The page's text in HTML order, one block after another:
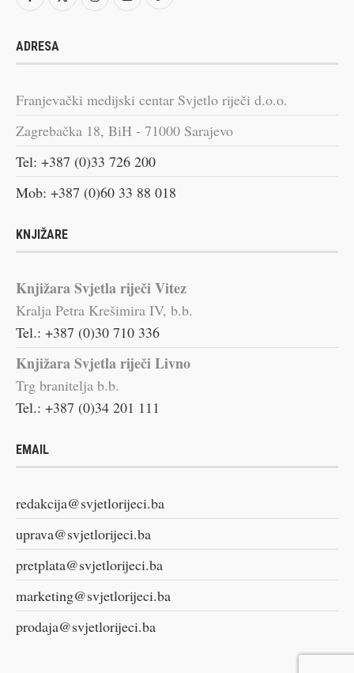
ADRESA
Franjevački medijski centar Svjetlo riječi d.o.o.
Zagrebačka 18, BiH - 71000 Sarajevo
Tel: +387 (0)33 726 200
Mob: +387 (0)60 33 88 018
KNJIŽARE
Knjižara Svjetla riječi Vitez
Kralja Petra Krešimira IV, b.b.
Tel.: +387 (0)30 710 336
Knjižara Svjetla riječi Livno
Trg branitelja b.b.
Tel.: +387 (0)34 201 111
EMAIL
redakcija@svjetlorijeci.ba
uprava@svjetlorijeci.ba
pretplata@svjetlorijeci.ba
marketing@svjetlorijeci.ba
prodaja@svjetlorijeci.ba